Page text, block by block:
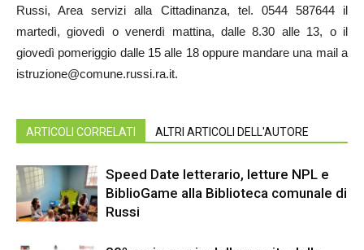
Russi, Area servizi alla Cittadinanza, tel. 0544 587644 il
martedì, giovedì o venerdì mattina, dalle 8.30 alle 13, o il
giovedì pomeriggio dalle 15 alle 18 oppure mandare una mail a
istruzione@comune.russi.ra.it.
ARTICOLI CORRELATI ALTRI ARTICOLI DELL'AUTORE
Speed Date letterario, letture NPL e
BiblioGame alla Biblioteca comunale di
Russi